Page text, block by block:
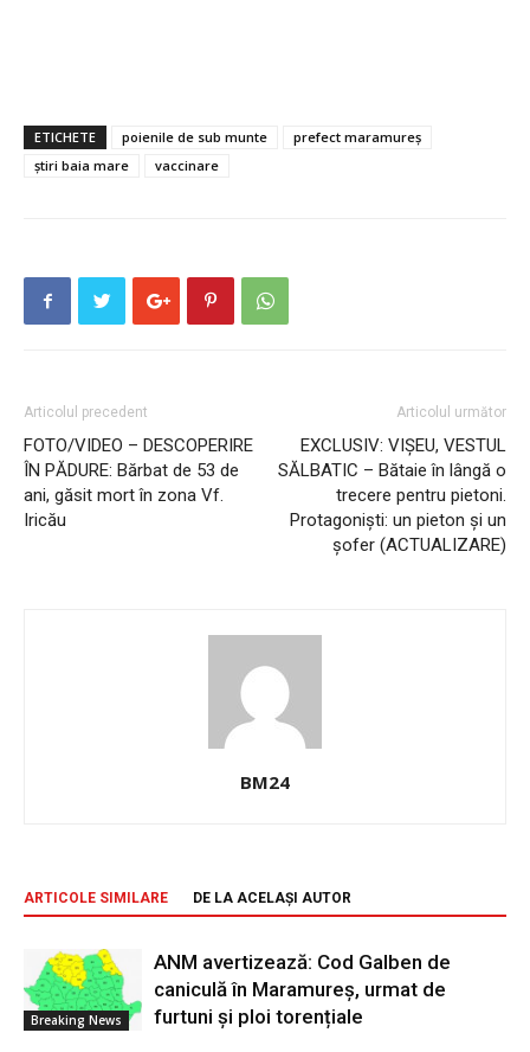
ETICHETE poienile de sub munte
prefect maramureș
știri baia mare
vaccinare
Articolul precedent
FOTO/VIDEO – DESCOPERIRE
ÎN PĂDURE: Bărbat de 53 de
ani, găsit mort în zona Vf.
Iricău
Articolul următor
EXCLUSIV: VIȘEU, VESTUL
SĂLBATIC – Bătaie în lângă o
trecere pentru pietoni.
Protagoniști: un pieton și un
șofer (ACTUALIZARE)
BM24
ARTICOLE SIMILARE DE LA ACELAȘI AUTOR
Breaking News
ANM avertizează: Cod Galben de
caniculă în Maramureș, urmat de
furtuni și ploi torențiale